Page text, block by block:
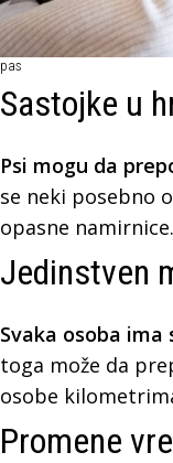
pas
Sastojke u
Psi mogu da
se neki posebno
opasne namirnice.
Jedinstven
Svaka osoba
toga može da
osobe
Promene